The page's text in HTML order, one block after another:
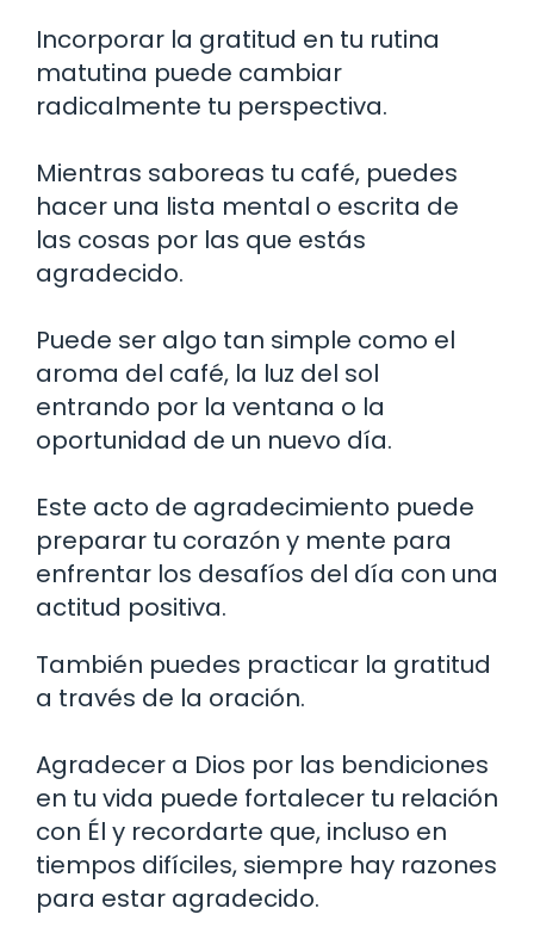
Incorporar la gratitud en tu rutina
matutina puede cambiar
radicalmente tu perspectiva.
Mientras saboreas tu café, puedes
hacer una lista mental o escrita de
las cosas por las que estás
agradecido.
Puede ser algo tan simple como el
aroma del café, la luz del sol
entrando por la ventana o la
oportunidad de un nuevo día.
Este acto de agradecimiento puede
preparar tu corazón y mente para
enfrentar los desafíos del día con una
actitud positiva.
También puedes practicar la gratitud
a través de la oración.
Agradecer a Dios por las bendiciones
en tu vida puede fortalecer tu relación
con Él y recordarte que, incluso en
tiempos difíciles, siempre hay razones
para estar agradecido.